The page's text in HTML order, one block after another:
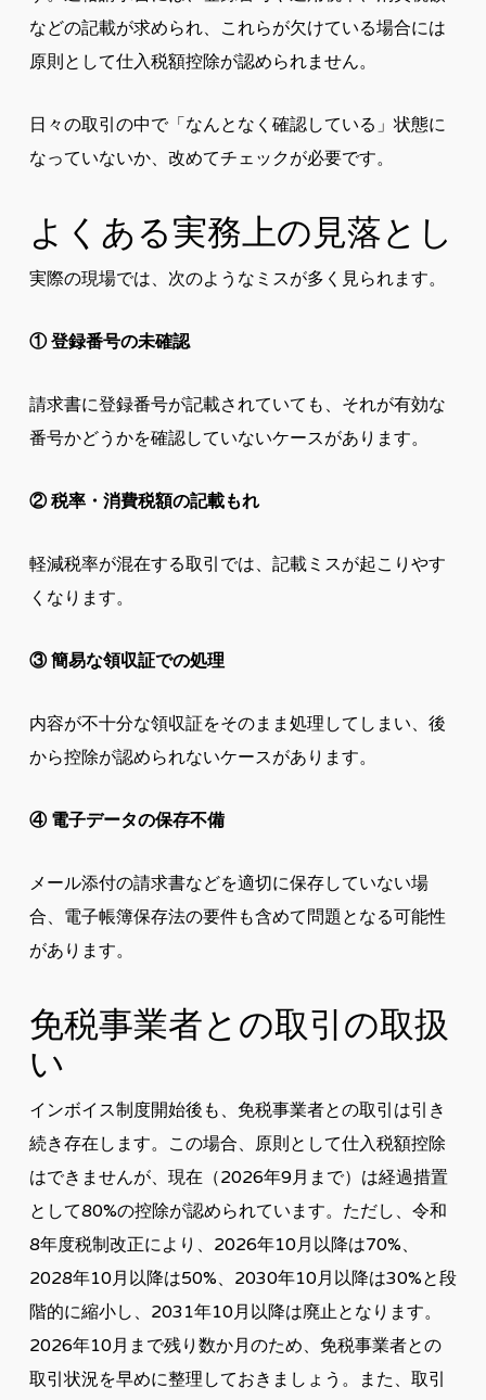
などの記載が求められ、これらが欠けている場合には
原則として仕入税額控除が認められません。
日々の取引の中で「なんとなく確認している」状態に
なっていないか、改めてチェックが必要です。
よくある実務上の見落とし
実際の現場では、次のようなミスが多く見られます。
① 登録番号の未確認
請求書に登録番号が記載されていても、それが有効な
番号かどうかを確認していないケースがあります。
② 税率・消費税額の記載もれ
軽減税率が混在する取引では、記載ミスが起こりやす
くなります。
③ 簡易な領収証での処理
内容が不十分な領収証をそのまま処理してしまい、後
から控除が認められないケースがあります。
④ 電子データの保存不備
メール添付の請求書などを適切に保存していない場
合、電子帳簿保存法の要件も含めて問題となる可能性
があります。
免税事業者との取引の取扱
い
インボイス制度開始後も、免税事業者との取引は引き
続き存在します。この場合、原則として仕入税額控除
はできませんが、現在（2026年9月まで）は経過措置
として80%の控除が認められています。ただし、令和
8年度税制改正により、2026年10月以降は70%、
2028年10月以降は50%、2030年10月以降は30%と段
階的に縮小し、2031年10月以降は廃止となります。
2026年10月まで残り数か月のため、免税事業者との
取引状況を早めに整理しておきましょう。また、取引